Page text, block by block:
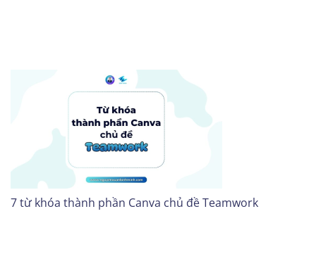
7 từ khóa thành phần Canva chủ đề Teamwork